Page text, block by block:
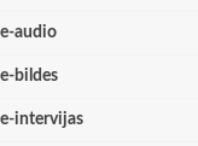
e-audio
e-bildes
e-intervijas